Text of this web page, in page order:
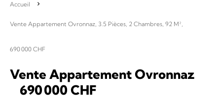
Accueil
Vente Appartement Ovronnaz, 3.5 Pièces, 2 Chambres, 92 M²,
690 000 CHF
Vente Appartement Ovronnaz
690 000 CHF